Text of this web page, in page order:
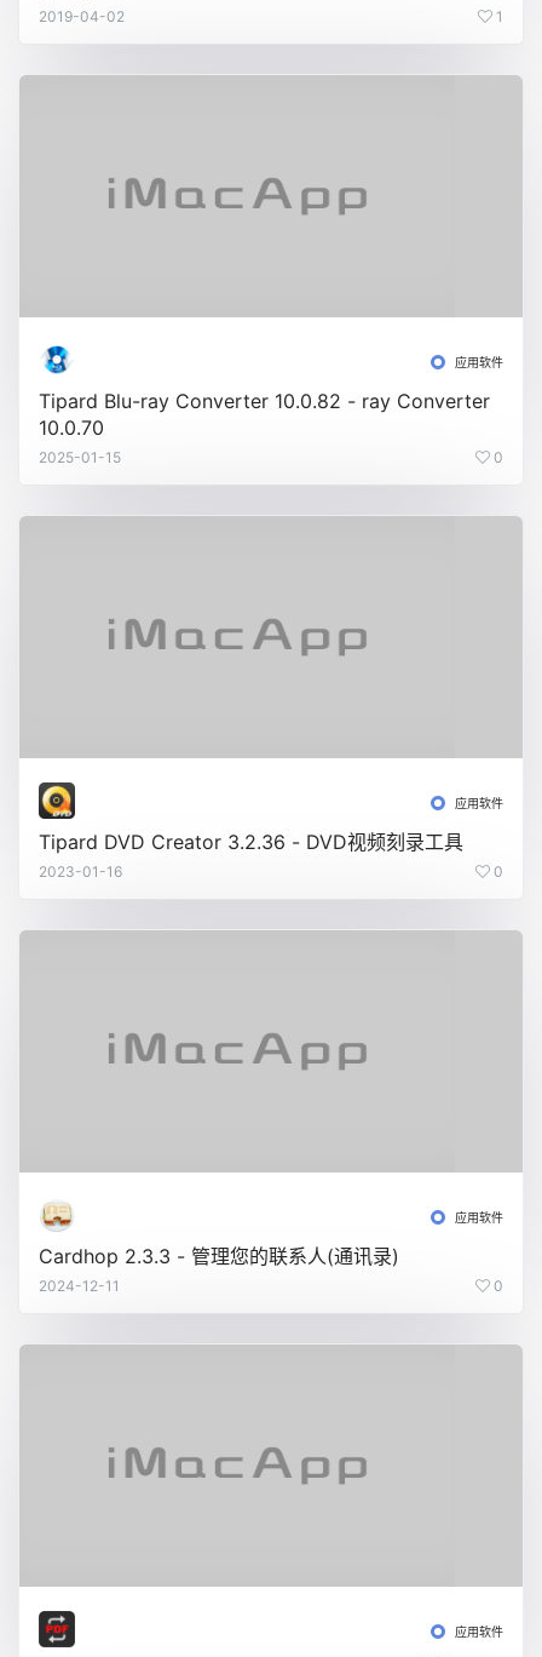
2019-04-02 1
应用软件
Tipard Blu-ray Converter 10.0.82 - ray Converter
10.0.70
2025-01-15 0
应用软件
Tipard DVD Creator 3.2.36 - DVD视频刻录工具
2023-01-16 0
应用软件
Cardhop 2.3.3 - 管理您的联系人(通讯录)
2024-12-11 0
应用软件